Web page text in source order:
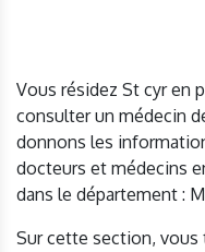
Vous résidez St cyr en
consulter un médecin
donnons les
docteurs et médecins
dans le département :
Sur cette section, vous